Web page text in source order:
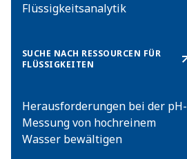
Flüssigkeitsanalytik ​
SUCHE NACH RESSOURCEN FÜR
FLÜSSIGKEITEN​
Herausforderungen bei der pH-
Messung von hochreinem
Wasser bewältigen